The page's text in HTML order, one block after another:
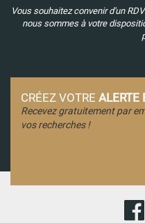
Vous souhaitez convenir d'un
nous sommes à votre
CRÉEZ VOTRE ALERTE
Recevez gratuitement par
vos recherches !